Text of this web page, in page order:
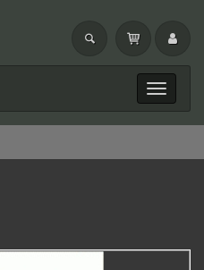
Toggle